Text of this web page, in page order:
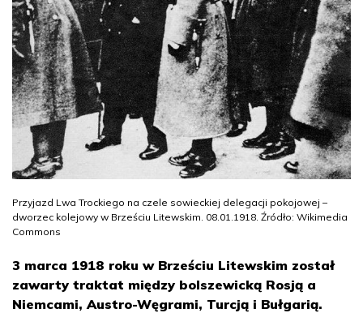
Przyjazd Lwa Trockiego na czele sowieckiej delegacji pokojowej –
dworzec kolejowy w Brześciu Litewskim. 08.01.1918. Źródło: Wikimedia
Commons
3 marca 1918 roku w Brześciu Litewskim został
zawarty traktat między bolszewicką Rosją a
Niemcami, Austro-Węgrami, Turcją i Bułgarią.